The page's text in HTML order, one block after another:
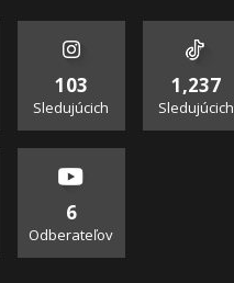
103
Sledujúcich
1,237
Sledujúcich
6
Odberateľov